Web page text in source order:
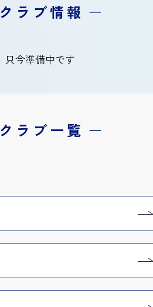
クラブ情報 ー
只今準備中です
クラブ一覧 ー